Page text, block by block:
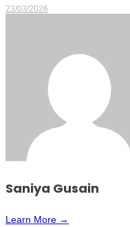
23/03/2026
Saniya Gusain
Learn More →